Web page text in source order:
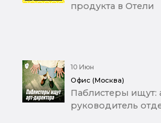
продукта в Отели
10 Июн
Офис (Москва)
Паблистеры ищут:
руководитель